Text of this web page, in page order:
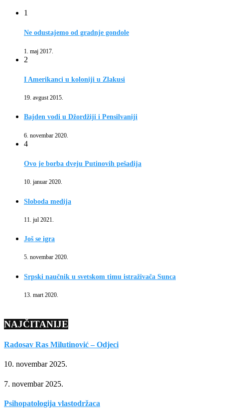
1
Ne odustajemo od gradnje gondole
1. maj 2017.
2
I Amerikanci u koloniji u Zlakusi
19. avgust 2015.
Bajden vodi u Džordžiji i Pensilvaniji
6. novembar 2020.
4
Ovo je borba dveju Putinovih pešadija
10. januar 2020.
Sloboda medija
11. jul 2021.
Još se igra
5. novembar 2020.
Srpski naučnik u svetskom timu istraživača Sunca
13. mart 2020.
NAJČITANIJE
Radosav Ras Milutinović – Odjeci
10. novembar 2025.
7. novembar 2025.
Psihopatologija vlastodržaca